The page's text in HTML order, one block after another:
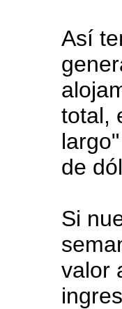
Así
total,
de
Si
valor